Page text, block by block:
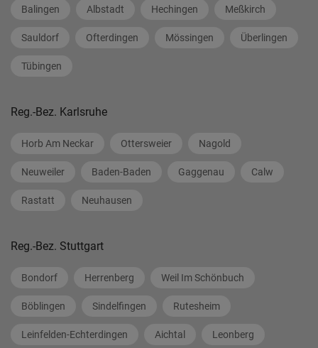
Balingen Albstadt Hechingen Meßkirch
Sauldorf Ofterdingen Mössingen Überlingen
Tübingen
Reg.-Bez. Karlsruhe
Horb Am Neckar Ottersweier Nagold
Neuweiler Baden-Baden Gaggenau Calw
Rastatt Neuhausen
Reg.-Bez. Stuttgart
Bondorf Herrenberg Weil Im Schönbuch
Böblingen Sindelfingen Rutesheim
Leinfelden-Echterdingen Aichtal Leonberg